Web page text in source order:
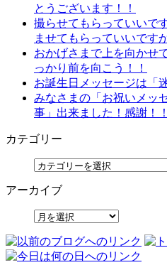
とうございます！！
撮らせてもらっていいで
ませてもらっていいです
おかげさまで上を向かせ
っかり前を向こう！！
お誕生日メッセージは「
みなさまの「お祝いメッ
事」出来ました！感謝！！
カテゴリー
アーカイブ